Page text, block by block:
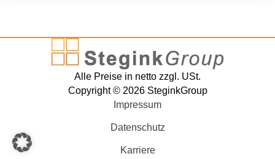
Alle Preise in netto zzgl. USt.
Copyright © 2026 SteginkGroup
Impressum
Datenschutz
Karriere